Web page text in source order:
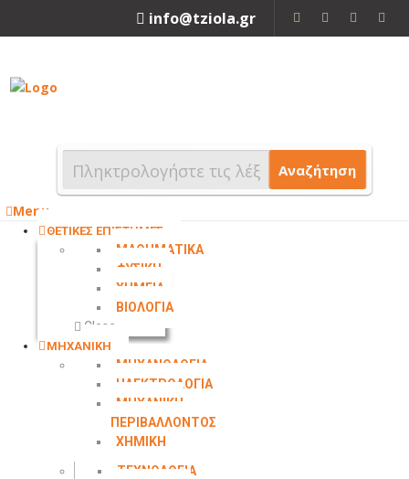
info@tziola.gr
Αναζήτηση
Menu
ΘΕΤΙΚΕΣ ΕΠΙΣΤΗΜΕΣ
ΜΑΘΗΜΑΤΙΚΑ
ΦΥΣΙΚΗ
ΧΗΜΕΙΑ
ΒΙΟΛΟΓΙΑ
Close
ΜΗΧΑΝΙΚΗ
ΜΗΧΑΝΟΛΟΓΙΑ
ΗΛΕΚΤΡΟΛΟΓΙΑ
ΜΗΧΑΝΙΚΗ
ΠΕΡΙΒΑΛΛΟΝΤΟΣ
ΧΗΜΙΚΗ
ΤΕΧΝΟΛΟΓΙΑ